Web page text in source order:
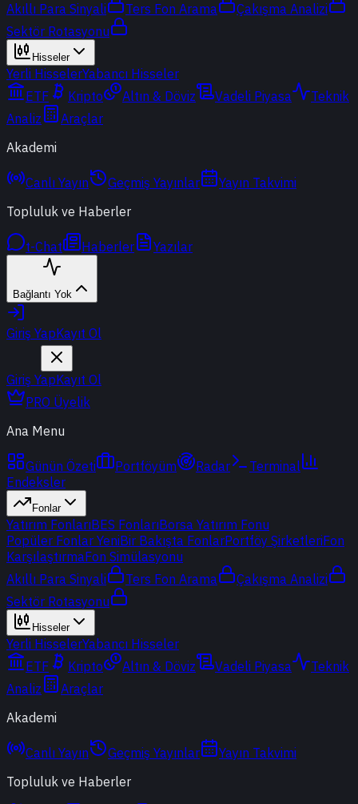
Akıllı Para Sinyali
Ters Fon Arama
Çakışma Analizi
Sektör Rotasyonu
Hisseler
Yerli HisselerYabancı Hisseler
ETF
Kripto Altın & Döviz Vadeli Piyasa
Teknik
Analiz
Araçlar
Akademi
Canlı Yayın Geçmiş Yayınlar
Yayın Takvimi
Topluluk ve Haberler
t-Chat Haberler Yazılar
Bağlantı Yok
Giriş YapKayıt Ol
Giriş YapKayıt Ol
PRO Üyelik
Ana Menu
Günün Özeti Portföyüm Radar
Terminal
Endeksler
Fonlar
Yatırım FonlarıBES FonlarıBorsa Yatırım Fonu
Popüler Fonlar YeniBir Bakışta FonlarPortföy ŞirketleriFon
KarşılaştırmaFon Simülasyonu
Akıllı Para Sinyali
Ters Fon Arama
Çakışma Analizi
Sektör Rotasyonu
Hisseler
Yerli HisselerYabancı Hisseler
ETF
Kripto Altın & Döviz Vadeli Piyasa
Teknik
Analiz
Araçlar
Akademi
Canlı Yayın Geçmiş Yayınlar
Yayın Takvimi
Topluluk ve Haberler